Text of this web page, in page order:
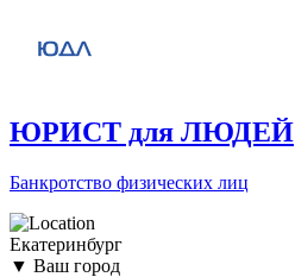
ЮРИСТ для ЛЮДЕЙ
Банкротство физических лиц
Екатеринбург
▼ Ваш город